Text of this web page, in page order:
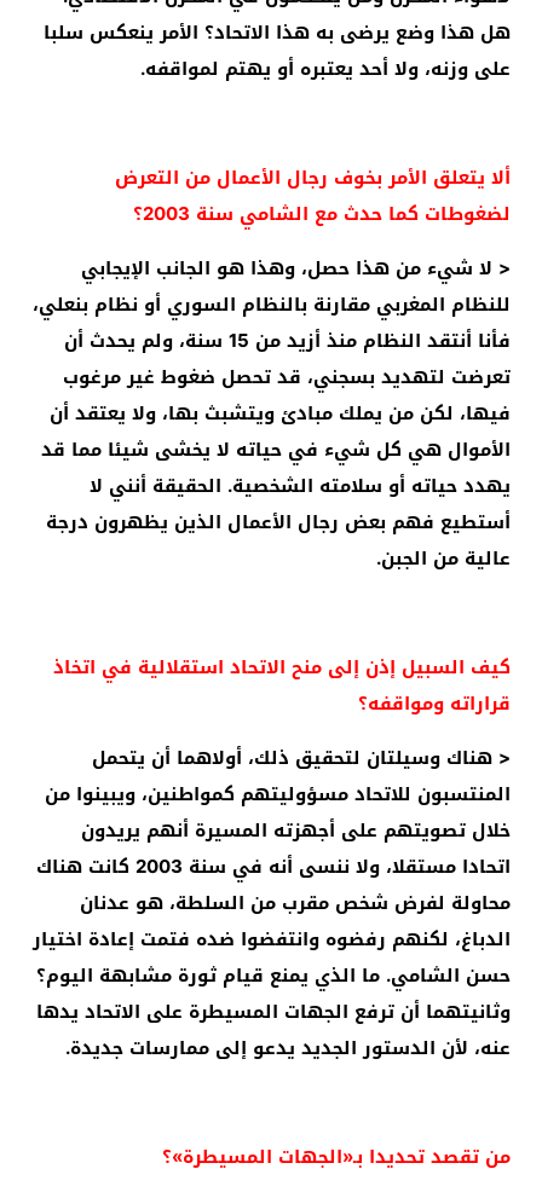
هل هذا وضع يرضى به هذا الاتحاد؟ الأمر ينعكس سلبا
على وزنه، ولا أحد يعتبره أو يهتم لمواقفه.
ألا يتعلق الأمر بخوف رجال الأعمال من التعرض
لضغوطات كما حدث مع الشامي سنة 2003؟
< لا شيء من هذا حصل، وهذا هو الجانب الإيجابي
للنظام المغربي مقارنة بالنظام السوري أو نظام بنعلي،
فأنا أنتقد النظام منذ أزيد من 15 سنة، ولم يحدث أن
تعرضت لتهديد بسجني، قد تحصل ضغوط غير مرغوب
فيها، لكن من يملك مبادئ ويتشبث بها، ولا يعتقد أن
الأموال هي كل شيء في حياته لا يخشى شيئا مما قد
يهدد حياته أو سلامته الشخصية. الحقيقة أنني لا
أستطيع فهم بعض رجال الأعمال الذين يظهرون درجة
عالية من الجبن.
كيف السبيل إذن إلى منح الاتحاد استقلالية في اتخاذ
قراراته ومواقفه؟
< هناك وسيلتان لتحقيق ذلك، أولاهما أن يتحمل
المنتسبون للاتحاد مسؤوليتهم كمواطنين، ويبينوا من
خلال تصويتهم على أجهزته المسيرة أنهم يريدون
اتحادا مستقلا، ولا ننسى أنه في سنة 2003 كانت هناك
محاولة لفرض شخص مقرب من السلطة، هو عدنان
الدباغ، لكنهم رفضوه وانتفضوا ضده فتمت إعادة اختيار
حسن الشامي. ما الذي يمنع قيام ثورة مشابهة اليوم؟
وثانيتهما أن ترفع الجهات المسيطرة على الاتحاد يدها
عنه، لأن الدستور الجديد يدعو إلى ممارسات جديدة.
من تقصد تحديدا بـ«الجهات المسيطرة»؟